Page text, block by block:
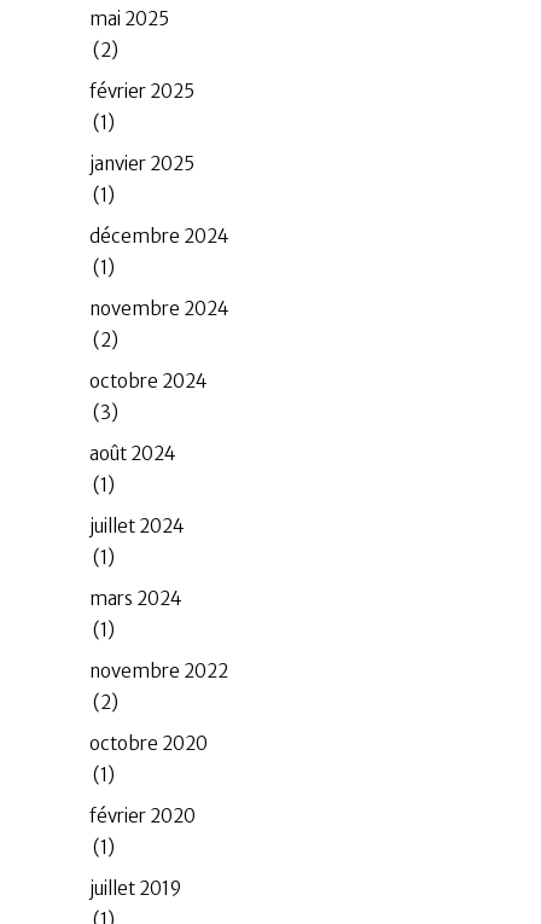
mai 2025
(2)
février 2025
(1)
janvier 2025
(1)
décembre 2024
(1)
novembre 2024
(2)
octobre 2024
(3)
août 2024
(1)
juillet 2024
(1)
mars 2024
(1)
novembre 2022
(2)
octobre 2020
(1)
février 2020
(1)
juillet 2019